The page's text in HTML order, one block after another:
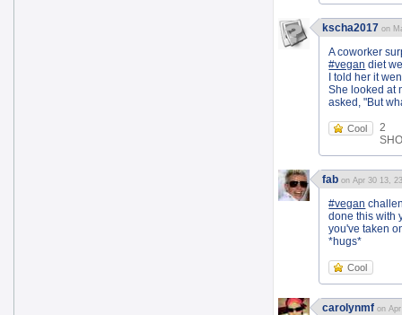
kscha2017 on
A coworker
#vegan diet
I told her it
She looked at
asked, "But
Cool
2
fab on Apr 30 13,
#vegan
done this with
you've taken
*hugs*
Cool
carolynmf on